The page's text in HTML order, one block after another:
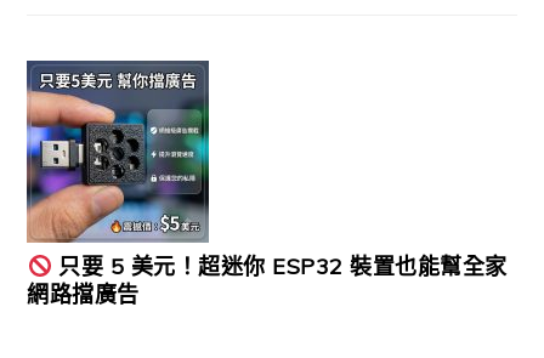
只要 5 美元！超迷你 ESP32 裝置也能幫全家
網路擋廣告